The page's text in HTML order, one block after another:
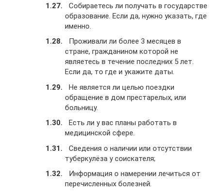
Собираетесь ли получать в государстве
образование. Если да, нужно указать, где
именно.
Проживали ли более 3 месяцев в
стране, гражданином которой не
являетесь в течение последних 5 лет.
Если да, то где и укажите даты.
Не является ли целью поездки
обращение в дом престарелых, или
больницу.
Есть ли у вас планы работать в
медицинской сфере.
Сведения о наличии или отсутствии
туберкулёза у соискателя;
Информация о намерении лечиться от
перечисленных болезней.